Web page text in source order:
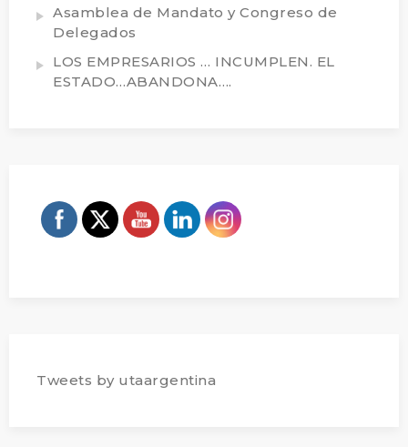
Asamblea de Mandato y Congreso de
Delegados
LOS EMPRESARIOS … INCUMPLEN. EL
ESTADO…ABANDONA….
Tweets by utaargentina